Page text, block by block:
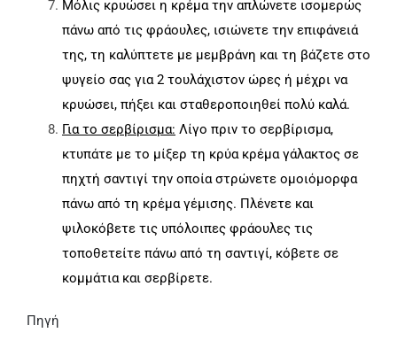
Μόλις κρυώσει η κρέμα την απλώνετε ισομερώς
πάνω από τις φράουλες, ισιώνετε την επιφάνειά
της, τη καλύπτετε με μεμβράνη και τη βάζετε στο
ψυγείο σας για 2 τουλάχιστον ώρες ή μέχρι να
κρυώσει, πήξει και σταθεροποιηθεί πολύ καλά.
Για το σερβίρισμα: Λίγο πριν το σερβίρισμα,
κτυπάτε με το μίξερ τη κρύα κρέμα γάλακτος σε
πηχτή σαντιγί την οποία στρώνετε ομοιόμορφα
πάνω από τη κρέμα γέμισης. Πλένετε και
ψιλοκόβετε τις υπόλοιπες φράουλες τις
τοποθετείτε πάνω από τη σαντιγί, κόβετε σε
κομμάτια και σερβίρετε.
Πηγή